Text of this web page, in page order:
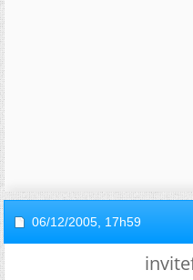
06/12/2005, 17h59